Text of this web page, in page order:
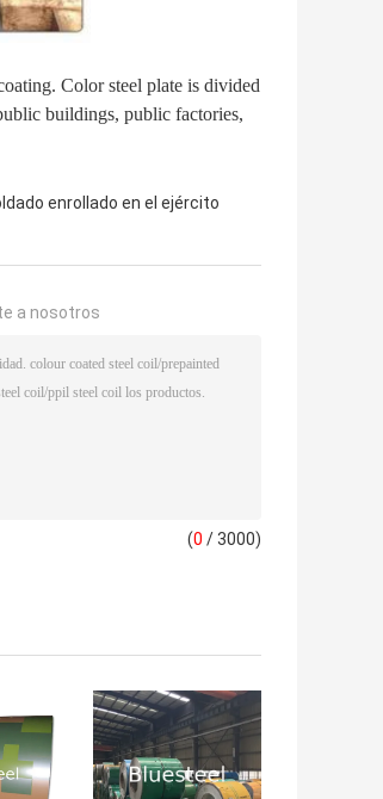
Color steel plate is divided
buildings, public factories,
enrollado en el ejército
a nosotros
(0 / 3000)